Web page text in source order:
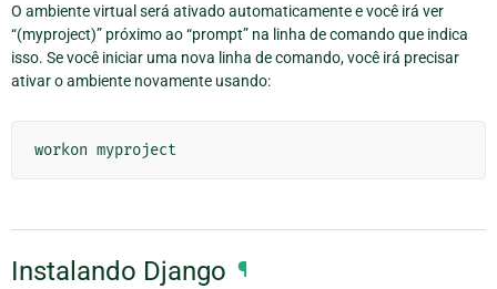
O ambiente virtual será ativado automaticamente e você irá ver
“(myproject)” próximo ao “prompt” na linha de comando que indica
isso. Se você iniciar uma nova linha de comando, você irá precisar
ativar o ambiente novamente usando:
workon myproject
Instalando Django ¶